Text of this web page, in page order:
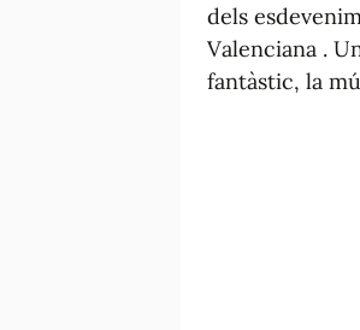
dels
Valenciana .
fantàstic, la